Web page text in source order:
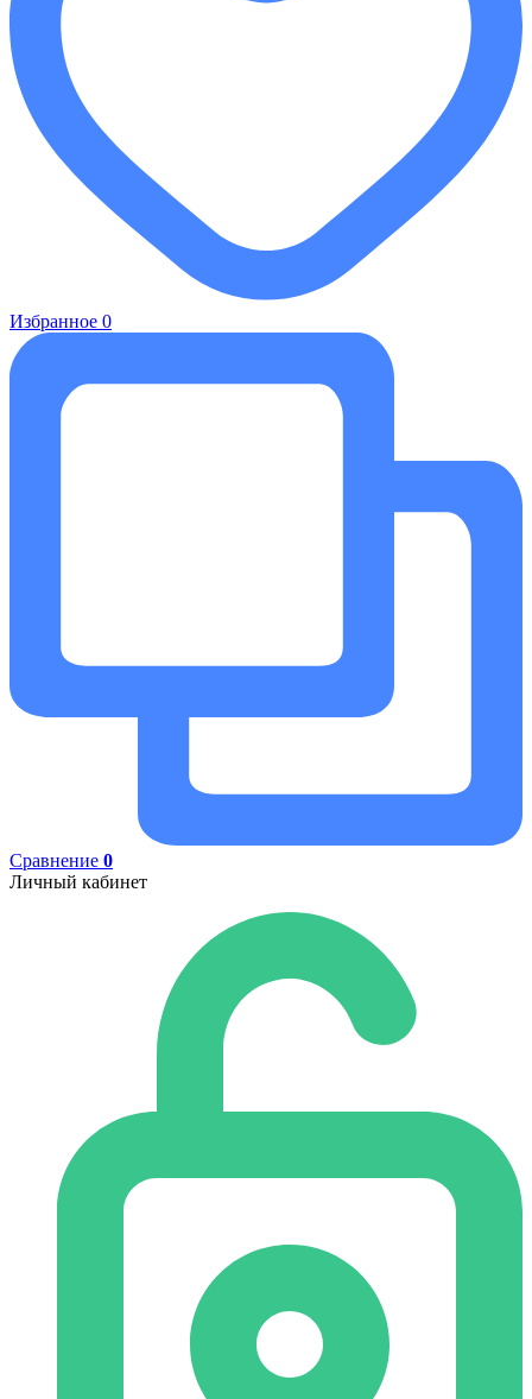
Избранное 0
Сравнение 0
Личный кабинет